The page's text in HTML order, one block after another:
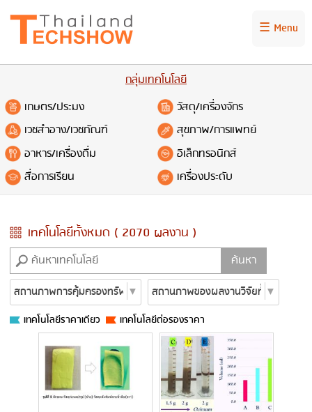
☰ Menu
กลุ่มเทคโนโลยี
เกษตร/ประมง
วัสดุ/เครื่องจักร
เวชสำอาง/เวชภัณฑ์
สุขภาพ/การแพทย์
อาหาร/เครื่องดื่ม
อิเล็กทรอนิกส์
สื่อการเรียน
เครื่องประดับ
เทคโนโลยีทั้งหมด ( 2070 ผลงาน )
เทคโนโลยีราคาเดียว เทคโนโลยีต่อรองราคา